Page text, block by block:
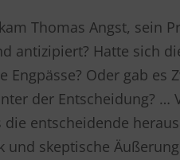
Thomas Angst, sein
antizipiert? Hatte sich
Engpässe? Oder gab es
der Entscheidung? …
entscheidende
und skeptische